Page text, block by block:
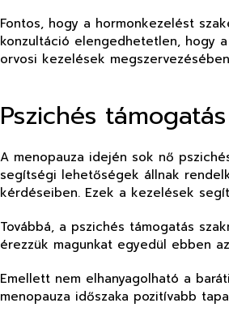
Fontos, hogy a hormonkezelést
konzultáció elengedhetetlen, hogy
orvosi kezelések
Pszichés
A menopauza idején sok nő
segítségi lehetőségek állnak
kérdéseiben. Ezek a kezelések
Továbbá, a pszichés támogatás
érezzük magunkat egyedül ebben
Emellett nem elhanyagolható a
menopauza időszaka pozitívabb